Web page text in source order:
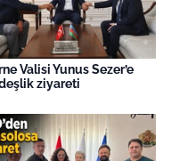
Valisi Yunus Sezer’e
ziyareti